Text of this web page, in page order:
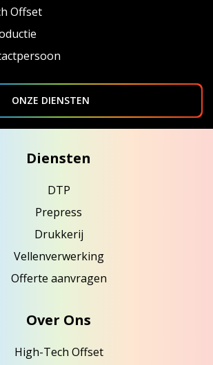
Offset
ONZE DIENSTEN
Diensten
DTP
Prepress
Drukkerij
Vellenverwerking
Offerte aanvragen
Over Ons
High-Tech Offset